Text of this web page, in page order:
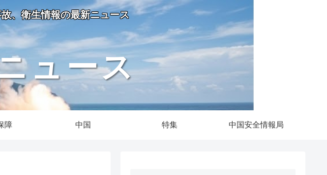
、衛生情報の最新ニュース
ュース
障 中国 特集 中国安全情報局